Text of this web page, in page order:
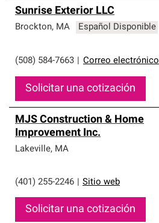
Sunrise Exterior LLC
Brockton, MA Español Disponible
(508) 584-7663 Correo electrónico
Solicitar una cotización
MJS Construction & Home
Improvement Inc.
Lakeville, MA
(401) 255-2246 Sitio web
Solicitar una cotización